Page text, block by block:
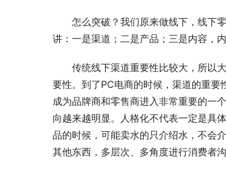
怎么突破？我们原来做线下，线下
讲：一是渠道；二是产品；三是内容，
传统线下渠道重要性比较大，所以
要性。到了PC电商的时候，渠道的重
成为品牌商和零售商进入非常重要的一
向越来越明显。人格化不代表一定是具
品的时候，可能卖水的只介绍水，不会
其他东西，多层次、多角度进行消费者